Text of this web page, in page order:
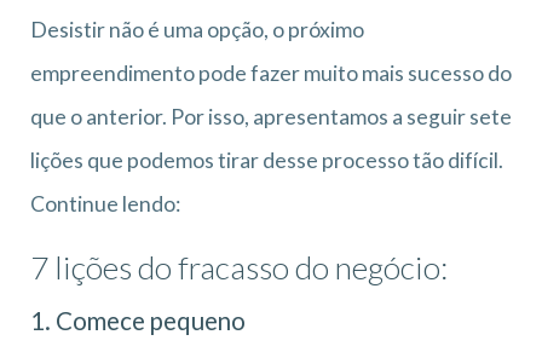
Desistir não é uma opção, o próximo
empreendimento pode fazer muito mais sucesso do
que o anterior. Por isso, apresentamos a seguir sete
lições que podemos tirar desse processo tão difícil.
Continue lendo:
7 lições do fracasso do negócio:
1. Comece pequeno